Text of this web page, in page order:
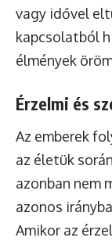
vagy idővel
kapcsolatból
élmények
Érzelmi és
Az emberek
az életük
azonban nem
azonos
Amikor az